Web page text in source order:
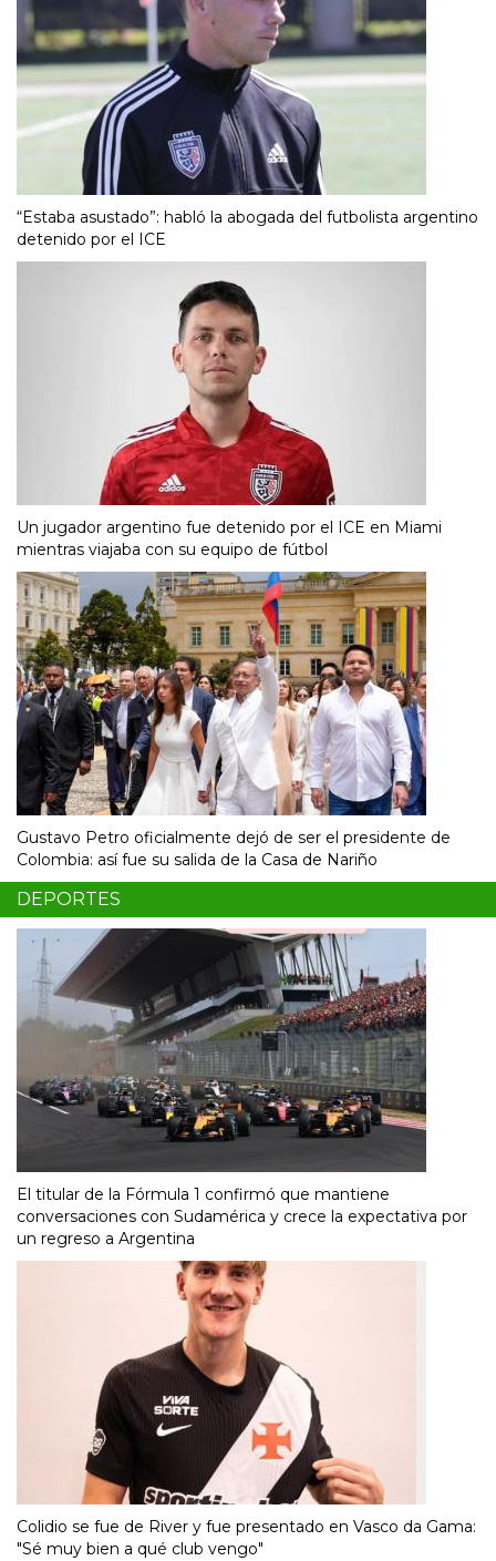
“Estaba asustado”: habló la abogada del futbolista argentino
detenido por el ICE
Un jugador argentino fue detenido por el ICE en Miami
mientras viajaba con su equipo de fútbol
Gustavo Petro oficialmente dejó de ser el presidente de
Colombia: así fue su salida de la Casa de Nariño
DEPORTES
El titular de la Fórmula 1 confirmó que mantiene
conversaciones con Sudamérica y crece la expectativa por
un regreso a Argentina
Colidio se fue de River y fue presentado en Vasco da Gama:
"Sé muy bien a qué club vengo"